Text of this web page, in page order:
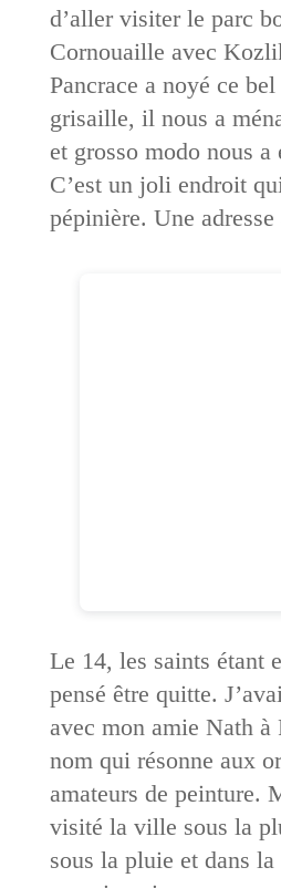
d’aller visiter le parc
Cornouaille avec
Pancrace a noyé ce
grisaille, il nous a
et grosso modo nous
C’est un joli endroit
pépinière. Une adresse
Le 14, les saints étant
pensé être quitte.
avec mon amie Nath à
nom qui résonne aux
amateurs de peinture.
visité la ville sous la
sous la pluie et dans